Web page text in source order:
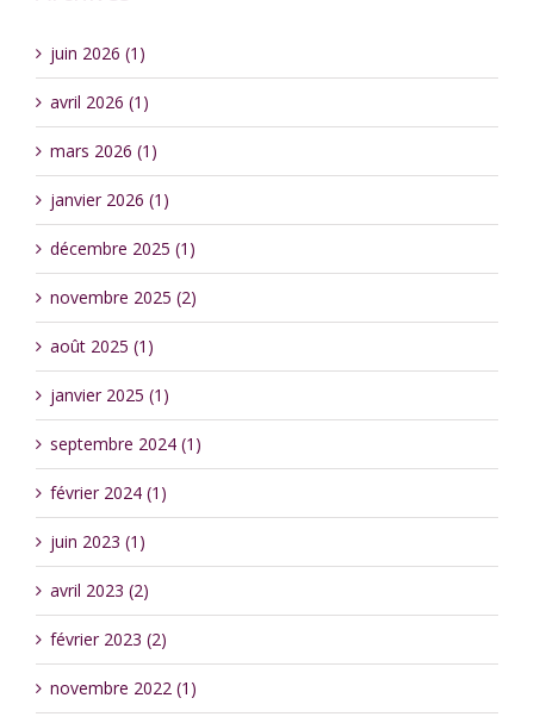
juin 2026 (1)
avril 2026 (1)
mars 2026 (1)
janvier 2026 (1)
décembre 2025 (1)
novembre 2025 (2)
août 2025 (1)
janvier 2025 (1)
septembre 2024 (1)
février 2024 (1)
juin 2023 (1)
avril 2023 (2)
février 2023 (2)
novembre 2022 (1)